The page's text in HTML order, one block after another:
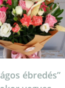
ébredés”